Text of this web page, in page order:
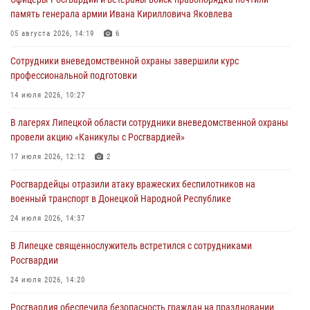
Росгвардия обеспечила безопасность граждан на праздновании
Дня ВДВ в Липецке
03 августа 2026, 13:43
Росгвардейцы обеспечили безопасность граждан в День Лев-
Толстовского района
03 августа 2026, 13:41
Росгвардия противодействует БПЛА ВСУ на южном направлении
(видео)
03 августа 2026, 13:39
память генерала армии Ивана Кирилловича Яковлева
05 августа 2026, 14:19 6
Сотрудники вневедомственной охраны завершили курс
профессиональной подготовки
14 июля 2026, 10:27
В лагерях Липецкой области сотрудники вневедомственной охраны
провели акцию «Каникулы с Росгвардией»
17 июля 2026, 12:12 2
Росгвардейцы отразили атаку вражеских беспилотников на
военный транспорт в Донецкой Народной Республике
24 июля 2026, 14:37
В Липецке священнослужитель встретился с сотрудниками
Росгвардии
24 июля 2026, 14:20
Росгвардия обеспечила безопасность граждан на праздновании